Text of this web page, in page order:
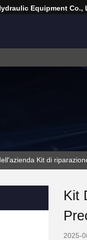
Equipment Co.,
Kit di
Kit
2025-